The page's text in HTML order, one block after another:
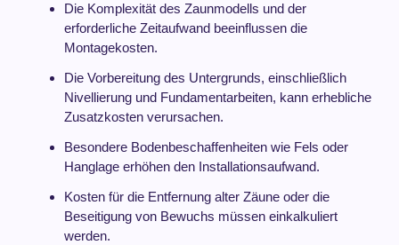
Die Komplexität des Zaunmodells und der
erforderliche Zeitaufwand beeinflussen die
Montagekosten.
Die Vorbereitung des Untergrunds, einschließlich
Nivellierung und Fundamentarbeiten, kann erhebliche
Zusatzkosten verursachen.
Besondere Bodenbeschaffenheiten wie Fels oder
Hanglage erhöhen den Installationsaufwand.
Kosten für die Entfernung alter Zäune oder die
Beseitigung von Bewuchs müssen einkalkuliert
werden.